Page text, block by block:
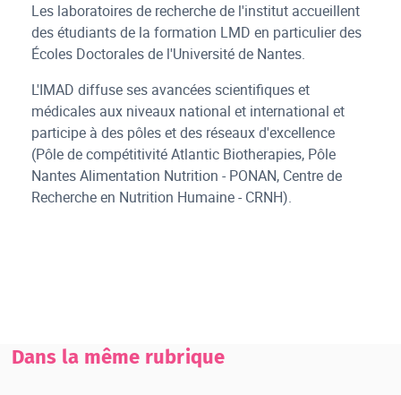
Les laboratoires de recherche de l'institut accueillent
des étudiants de la formation LMD en particulier des
Écoles Doctorales de l'Université de Nantes.
L'IMAD diffuse ses avancées scientifiques et
médicales aux niveaux national et international et
participe à des pôles et des réseaux d'excellence
(Pôle de compétitivité Atlantic Biotherapies, Pôle
Nantes Alimentation Nutrition - PONAN, Centre de
Recherche en Nutrition Humaine - CRNH).
Dans la même rubrique